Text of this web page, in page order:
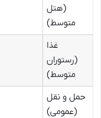
(هتل
متوسط)
غذا
(رستوران
متوسط)
حمل و نقل
(عمومی)